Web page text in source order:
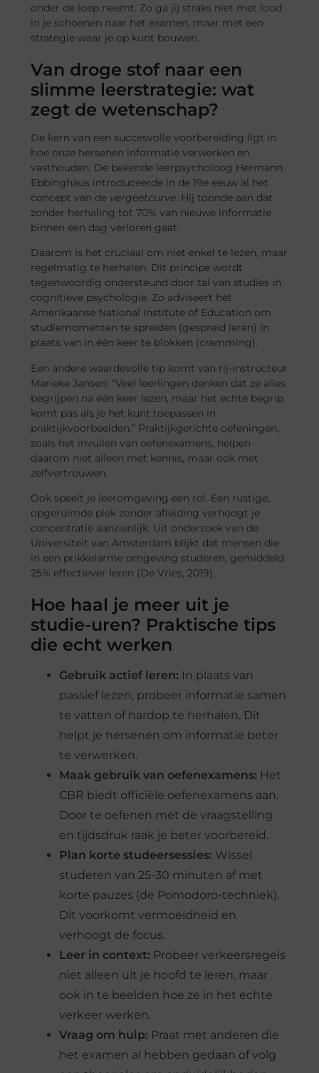
onder de loep neemt. Zo ga jij straks niet met lood
in je schoenen naar het examen, maar met een
strategie waar je op kunt bouwen.
Van droge stof naar een
slimme leerstrategie: wat
zegt de wetenschap?
De kern van een succesvolle voorbereiding ligt in
hoe onze hersenen informatie verwerken en
vasthouden. De bekende leerpsycholoog Hermann
Ebbinghaus introduceerde in de 19e eeuw al het
concept van de vergeetcurve. Hij toonde aan dat
zonder herhaling tot 70% van nieuwe informatie
binnen een dag verloren gaat.
Daarom is het cruciaal om niet enkel te lezen, maar
regelmatig te herhalen. Dit principe wordt
tegenwoordig ondersteund door tal van studies in
cognitieve psychologie. Zo adviseert het
Amerikaanse National Institute of Education om
studiemomenten te spreiden (gespreid leren) in
plaats van in één keer te blokken (cramming).
Een andere waardevolle tip komt van rij-instructeur
Marieke Jansen: “Veel leerlingen denken dat ze alles
begrijpen na één keer lezen, maar het echte begrip
komt pas als je het kunt toepassen in
praktijkvoorbeelden.” Praktijkgerichte oefeningen,
zoals het invullen van oefenexamens, helpen
daarom niet alleen met kennis, maar ook met
zelfvertrouwen.
Ook speelt je leeromgeving een rol. Een rustige,
opgeruimde plek zonder afleiding verhoogt je
concentratie aanzienlijk. Uit onderzoek van de
Universiteit van Amsterdam blijkt dat mensen die
in een prikkelarme omgeving studeren, gemiddeld
25% effectiever leren (De Vries, 2019).
Hoe haal je meer uit je
studie-uren? Praktische tips
die echt werken
Gebruik actief leren: In plaats van
passief lezen, probeer informatie samen
te vatten of hardop te herhalen. Dit
helpt je hersenen om informatie beter
te verwerken.
Maak gebruik van oefenexamens: Het
CBR biedt officiële oefenexamens aan.
Door te oefenen met de vraagstelling
en tijdsdruk raak je beter voorbereid.
Plan korte studeersessies: Wissel
studeren van 25-30 minuten af met
korte pauzes (de Pomodoro-techniek).
Dit voorkomt vermoeidheid en
verhoogt de focus.
Leer in context: Probeer verkeersregels
niet alleen uit je hoofd te leren, maar
ook in te beelden hoe ze in het echte
verkeer werken.
Vraag om hulp: Praat met anderen die
het examen al hebben gedaan of volg